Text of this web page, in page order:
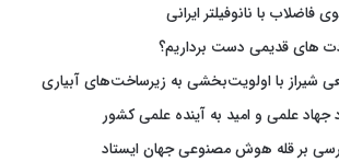
های قدیمی دست برداریم؟
شیراز با اولویت‌بخشی به زیرساخت‌های آبیاری
جهاد علمی و امید به آینده علمی کشور
بر قله هوش مصنوعی جهان ایستاد